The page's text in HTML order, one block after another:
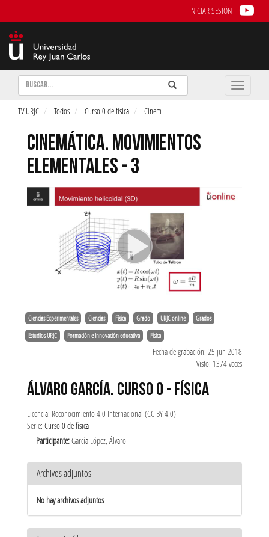
INICIAR SESIÓN
Buscar Enviar
Buscar
Toggle
TV URJC Todos Curso 0 de física Cinem
CINEMÁTICA. MOVIMIENTOS
ELEMENTALES - 3
Ciencias Experimentales Ciencias Física Grado URJC online Grados
Estudios URJC Formación e Innovación educativa Física
Fecha de grabación: 25 jun 2018
Visto: 1374 veces
ÁLVARO GARCÍA. CURSO 0 - FÍSICA
Licencia: Reconocimiento 4.0 Internacional (CC BY 4.0)
Serie: Curso 0 de física
Participante:García López, Álvaro
Archivos adjuntos
No hay archivos adjuntos